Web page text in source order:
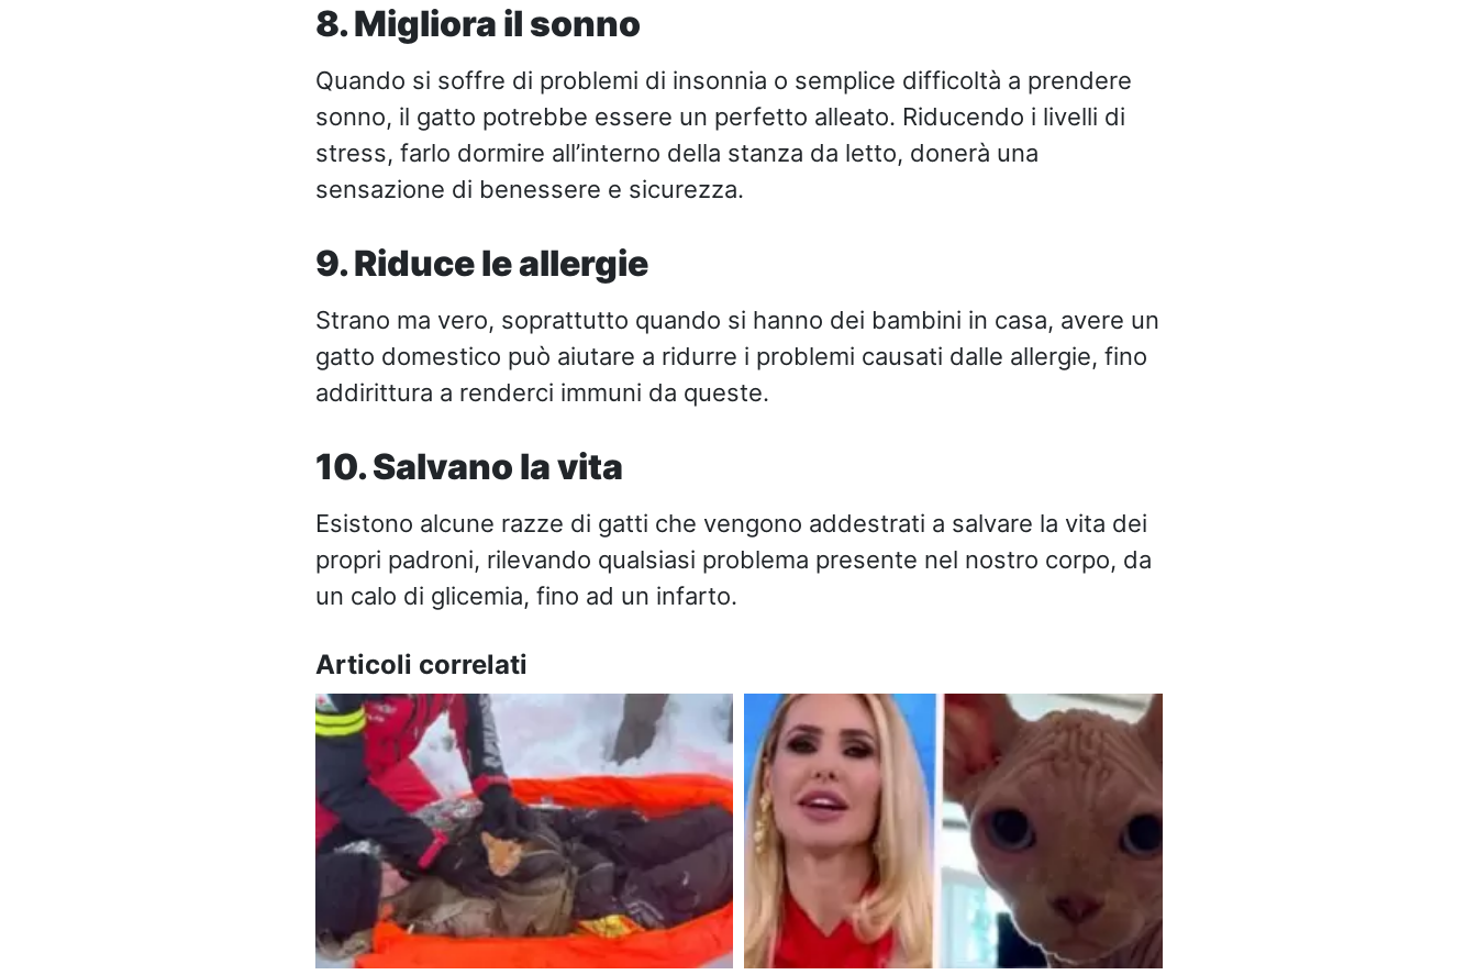
8. Migliora il sonno
Quando si soffre di problemi di insonnia o semplice difficoltà a prendere
sonno, il gatto potrebbe essere un perfetto alleato. Riducendo i livelli di
stress, farlo dormire all’interno della stanza da letto, donerà una
sensazione di benessere e sicurezza.
9. Riduce le allergie
Strano ma vero, soprattutto quando si hanno dei bambini in casa, avere un
gatto domestico può aiutare a ridurre i problemi causati dalle allergie, fino
addirittura a renderci immuni da queste.
10. Salvano la vita
Esistono alcune razze di gatti che vengono addestrati a salvare la vita dei
propri padroni, rilevando qualsiasi problema presente nel nostro corpo, da
un calo di glicemia, fino ad un infarto.
Articoli correlati